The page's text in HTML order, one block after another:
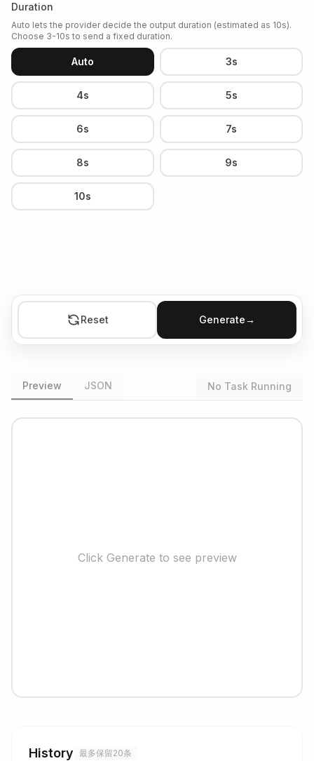
Duration
Auto lets the provider decide the output duration (estimated as 10s).
Choose 3-10s to send a fixed duration.
Auto 3s
4s 5s
6s 7s
8s 9s
10s
Reset Generate→
Preview JSON No Task Running
Click Generate to see preview
History 最多保留20条